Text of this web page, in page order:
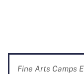
Fine Arts Camps